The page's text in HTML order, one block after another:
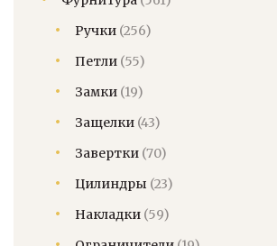
Ручки (256)
Петли (55)
Замки (19)
Защелки (43)
Завертки (70)
Цилиндры (23)
Накладки (59)